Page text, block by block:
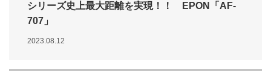
シリーズ史上最大距離を実現！！ EPON「AF-
707」
2023.08.12